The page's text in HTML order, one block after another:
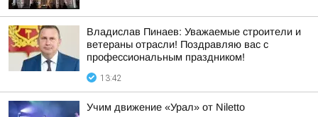
Владислав Пинаев: Уважаемые строители и
ветераны отрасли! Поздравляю вас с
профессиональным праздником!
13:42
Учим движение «Урал» от Niletto